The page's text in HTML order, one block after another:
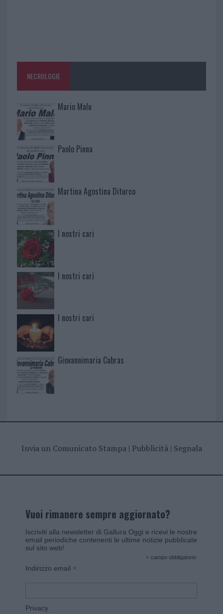
NECROLOGIE
Mario Malu
Paolo Pinna
Martina Agostina Diturco
I nostri cari
I nostri cari
I nostri cari
Giovannimaria Cabras
Invia un Comunicato Stampa| Pubblicità| Segnala
Vuoi rimanere sempre aggiornato?
Iscriviti alla newsletter di Gallura Oggi e ricevi le nostre
email periodiche contenenti le ultime notizie pubblicate
sul sito web!
* campo obbligatorio
Indirizzo email *
Privacy